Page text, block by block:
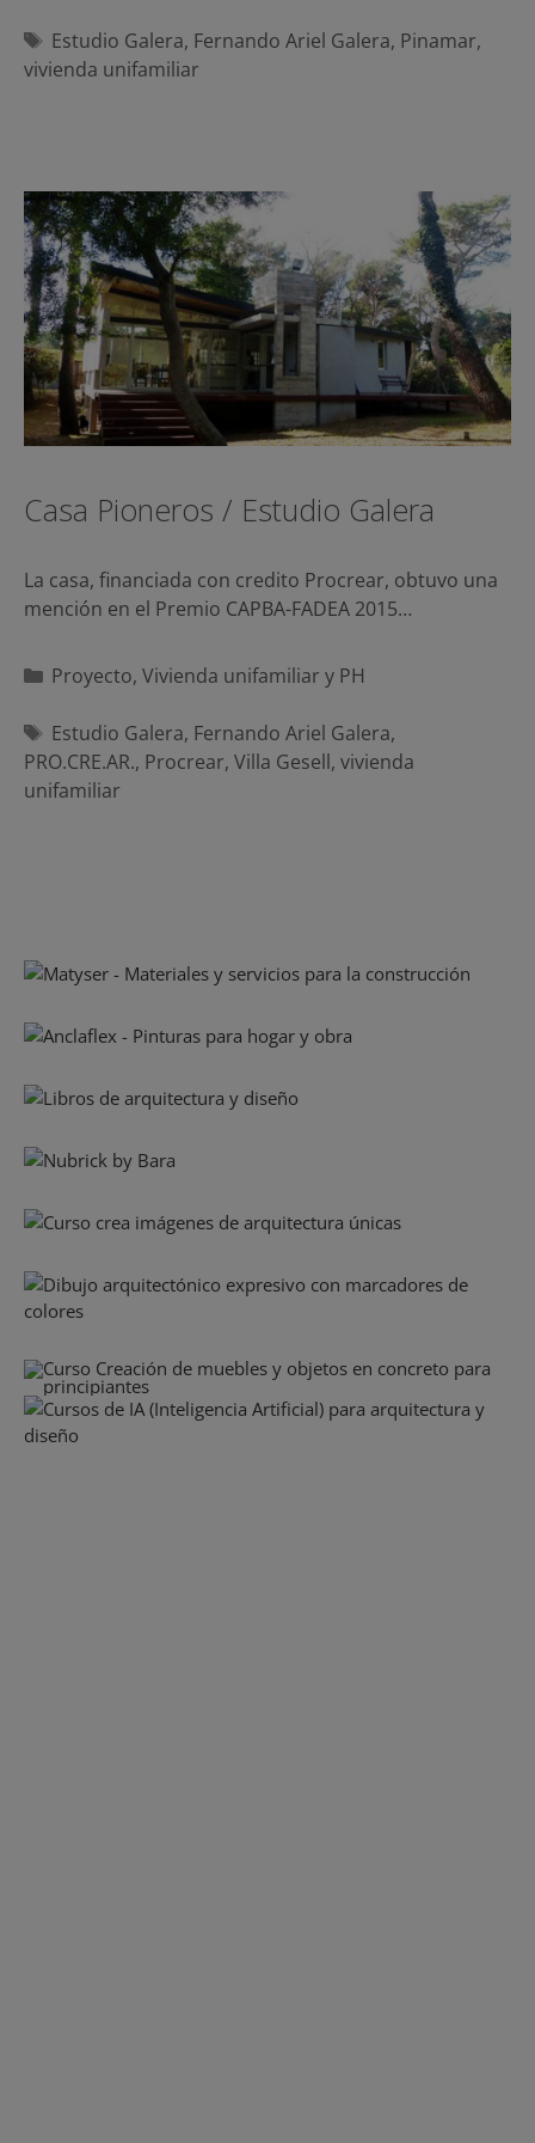
Etiquetas
Estudio Galera, Fernando Ariel Galera, Pinamar,
vivienda unifamiliar
Casa Pioneros / Estudio Galera
La casa, financiada con credito Procrear, obtuvo una
mención en el Premio CAPBA-FADEA 2015…
Categorías
Proyecto, Vivienda unifamiliar y PH
Etiquetas
Estudio Galera, Fernando Ariel Galera,
PRO.CRE.AR., Procrear, Villa Gesell, vivienda
unifamiliar